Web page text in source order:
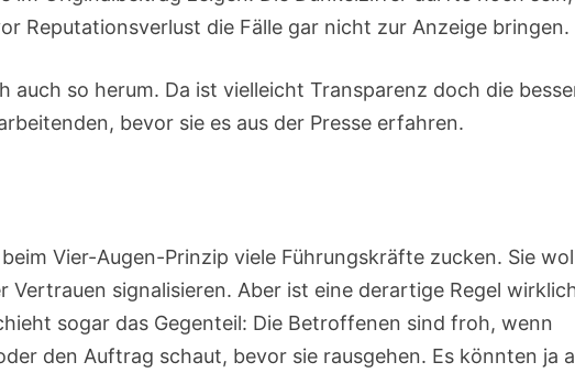
Reputationsverlust die Fälle gar nicht zur Anzeige bringen.
auch so herum. Da ist vielleicht Transparenz doch die
bevor sie es aus der Presse erfahren.
Vier-Augen-Prinzip viele Führungskräfte zucken. Sie
signalisieren. Aber ist eine derartige Regel
sogar das Gegenteil: Die Betroffenen sind froh, wenn
den Auftrag schaut, bevor sie rausgehen. Es könnten ja